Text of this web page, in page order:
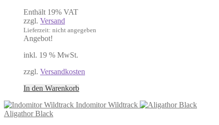
war:
300,00 €
Enthält 19% VAT
zzgl. Versand
Lieferzeit: nicht angegeben
Angebot!
inkl. 19 % MwSt.
zzgl. Versandkosten
In den Warenkorb
Indomitor Wildtrack
Aligathor Black